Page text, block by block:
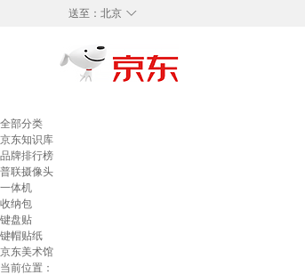
◇
送至： 北京
全部分类
京东知识库
品牌排行榜
普联摄像头
一体机
收纳包
键盘贴
键帽贴纸
京东美术馆
当前位置：